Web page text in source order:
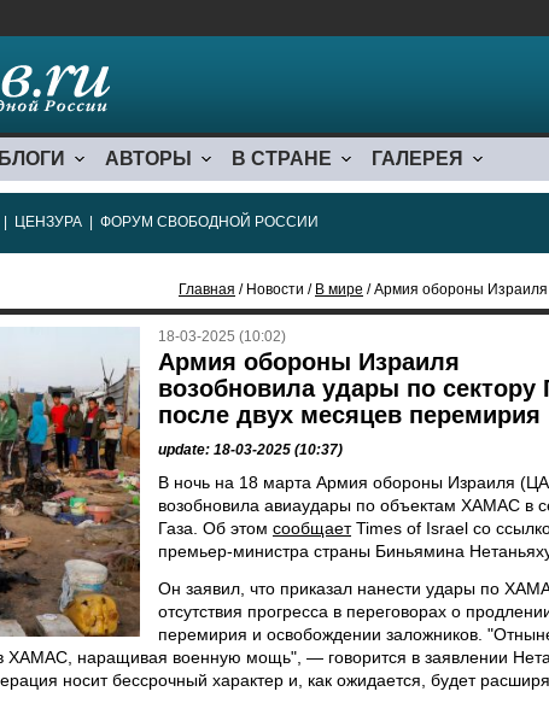
БЛОГИ АВТОРЫ В СТРАНЕ ГАЛЕРЕЯ
ЦЕНЗУРА ФОРУМ СВОБОДНОЙ РОССИИ
Главная / Новости / В мире / Армия обороны Израиля
18-03-2025 (10:02)
Армия обороны Израиля
возобновила удары по сектору
после двух месяцев перемирия
update: 18-03-2025 (10:37)
В ночь на 18 марта Армия обороны Израиля
возобновила авиаудары по объектам ХАМАС в
Газа. Об этом сообщаетTimes of Israel со
премьер-министра страны Биньямина
Он заявил, что приказал нанести удары по
отсутствия прогресса в переговорах о
перемирия и освобождении заложников.
ХАМАС, наращивая военную мощь", — говорится в заявлении
носит бессрочный характер и, как ожидается, будет